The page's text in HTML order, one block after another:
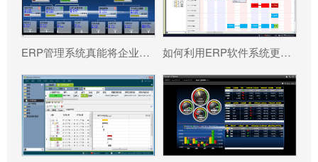
ERP管理系统真能将企业数据转化为可执行决策吗? 如何利用ERP软件系统更好提升企业运营效率?